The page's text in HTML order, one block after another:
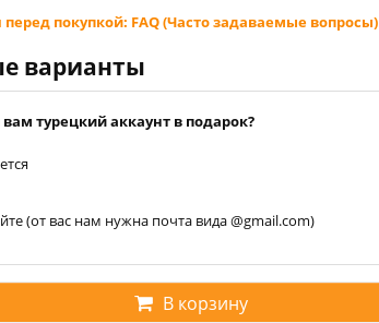
покупкой: FAQ (Часто задаваемые вопросы)
варианты
вам турецкий аккаунт в подарок?
(от вас нам нужна почта вида @gmail.com)
В корзину